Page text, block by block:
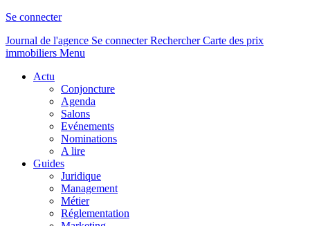
Se connecter
Journal de l'agence Se connecterRechercher Carte des prix
immobiliers Menu
Actu
Conjoncture
Agenda
Salons
Evénements
Nominations
A lire
Guides
Juridique
Management
Métier
Réglementation